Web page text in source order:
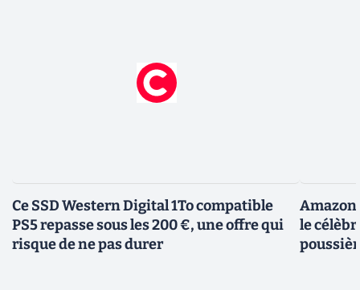
Ce SSD Western Digital 1To compatible
PS5 repasse sous les 200 €, une offre qui
risque de ne pas durer
Amazon
le